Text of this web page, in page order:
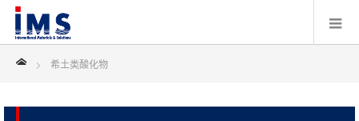
Home
希土类酸化物